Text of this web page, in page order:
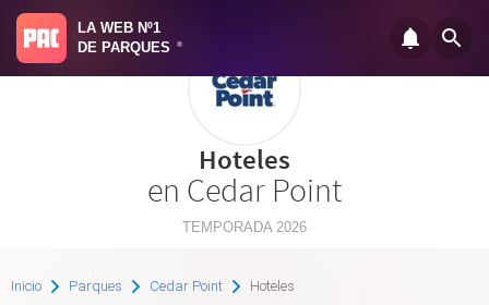
LA WEB Nº1
DE PARQUES
®
Hoteles
en Cedar Point
TEMPORADA 2026
Inicio Parques Cedar Point Hoteles